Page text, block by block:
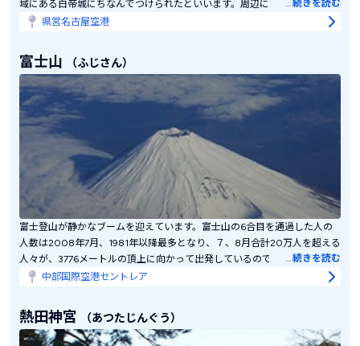
域にある白帝城にちなんでつけられたといいます。周辺には約400本の桜
が植えられ、春にはお花見客でいっそうにぎわいます。徳川家康が築き、
わせて、長い歴史の流れを探訪する一日を過ごしてみては。
…続きを読む
県営名古屋空港
富士山 （ふじさん）
富士登山が静かなブームを迎えています。富士山の6合目を通過した人の
人数は2008年7月、1981年以降最多となり、７、8月合計20万人を超える
人々が、3776メートルの頂上に向かって出発しているのです。７合目や８
合目の山小屋も満員になるので、早めに予約を。登山はちょっと…という
をバックに湖を一望していると、日本人なら誰でも、幸せな気分に浸れる
ことウケアイです。
…続きを読む
中部国際空港セントレア
熱田神宮 （あつたじんぐう）